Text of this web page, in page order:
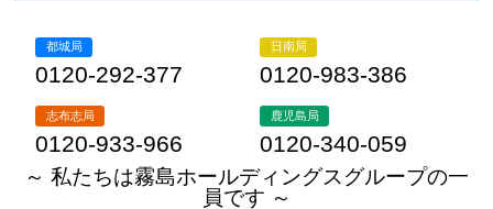
都城局
0120-292-377
日南局
0120-983-386
志布志局
0120-933-966
鹿児島局
0120-340-059
～ 私たちは霧島ホールディングスグループの一
員です ～